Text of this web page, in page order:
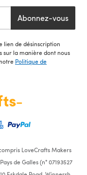
Abonnez-vous
lien de désinscription
sur la manière dont nous
Politique de
LoveCrafts Makers
de Galles (n° 07193527